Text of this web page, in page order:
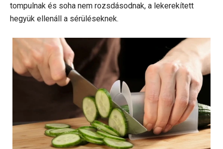
tompulnak és soha nem rozsdásodnak, a lekerekített
hegyük ellenáll a sérüléseknek.